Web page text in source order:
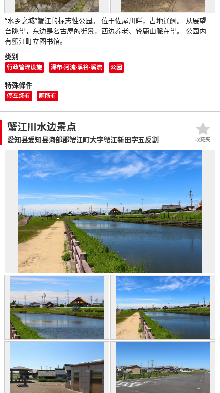
“水乡之城”蟹江的标志性公园。 位于佐屋川畔，占地辽阔。 从展望
台眺望，东边是名古屋的街景，西边养老、铃鹿山脈在望。 公园内
有蟹江町立图书馆。
类别
行政管理设施 瀑布·河流·溪谷·溪流 公园
特殊條件
停车场有 厕所有
蟹江川水边景点
愛知县爱知县海部郡蟹江町大字蟹江新田字五反割 收藏夹